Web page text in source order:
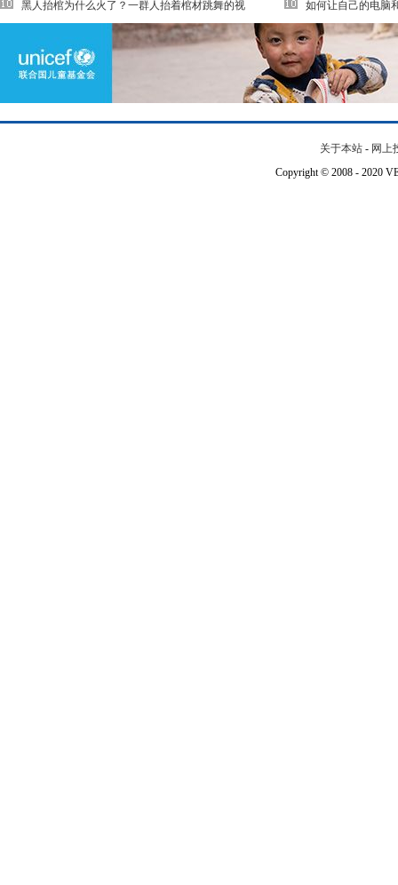
黑人抬棺为什么火了？一群人抬着棺材跳舞的视
如何让自己的电脑
关于本站 - 网上
Copyright © 2008 - 2020